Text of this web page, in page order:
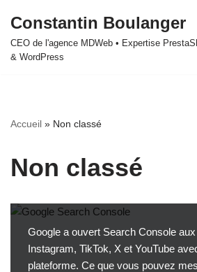
Aller
au
Constantin Boulanger
CEO de l'agence MDWeb • Expertise
& WordPress
Accueil » Non classé
Non classé
Google a ouvert Search Console
Instagram, TikTok, X et YouTube
plateforme. Ce que vous pouvez